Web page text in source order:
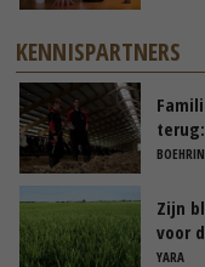
KENNISPARTNERS
Zijn
voor
YARA